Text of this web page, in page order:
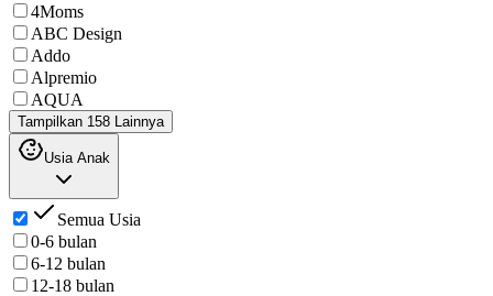
4Moms
ABC Design
Addo
Alpremio
AQUA
Tampilkan 158 Lainnya
Usia Anak
Semua Usia
0-6 bulan
6-12 bulan
12-18 bulan